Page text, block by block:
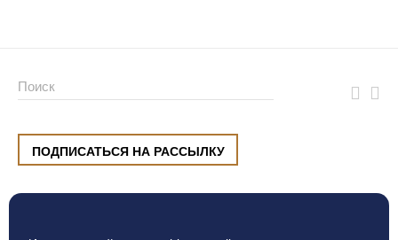
ПОДПИСАТЬСЯ НА РАССЫЛКУ
ул. Малышева, 8, Екатеринбург